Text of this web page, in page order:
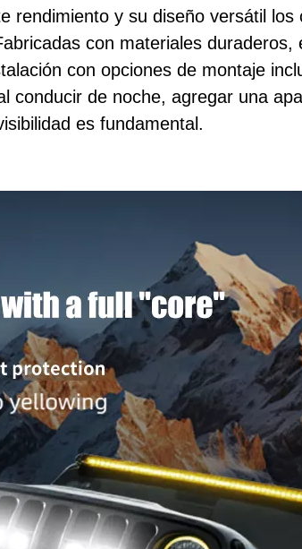
rendimiento y su diseño versátil
con materiales
con opciones de montaje
conducir de noche, agregar una
es fundamental.